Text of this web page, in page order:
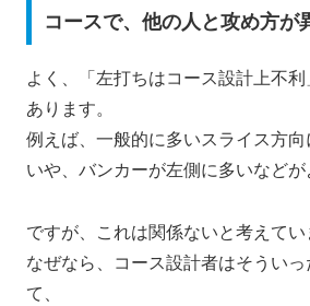
コースで、他の人と攻め方が
よく、「左打ちはコース設計上不
あります。
例えば、一般的に多いスライス方
いや、バンカーが左側に多いなどが
ですが、これは関係ないと考えてい
なぜなら、コース設計者はそうい
て、